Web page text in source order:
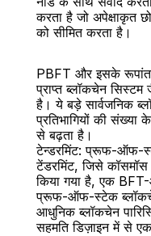
करता है जो अपेक्षाकृत
को सीमित करता है।
PBFT और इसके
प्राप्त ब्लॉकचेन
है। ये बड़े सार्वजनिक
प्रतिभागियों की
से बढ़ता है।
टेन्डरमिंट: प्रूफ-ऑफ-
टेंडरमिंट, जिसे कॉसमॉस
किया गया है, एक BFT-
प्रूफ-ऑफ-स्टेक
आधुनिक ब्लॉकचेन
सहमति डिज़ाइन में से